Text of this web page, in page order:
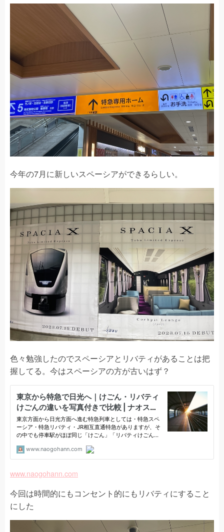
今年の7月に新しいスペーシアができるらしい。
色々勉強したのでスペーシアとリバティがあることは把
握してる。今はスペーシアの方が古いはず？
www.naogohann.com
今回は時間的にもコンセント的にもリバティにすること
にした